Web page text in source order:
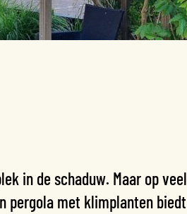
in de schaduw. Maar op veel
pergola met klimplanten biedt